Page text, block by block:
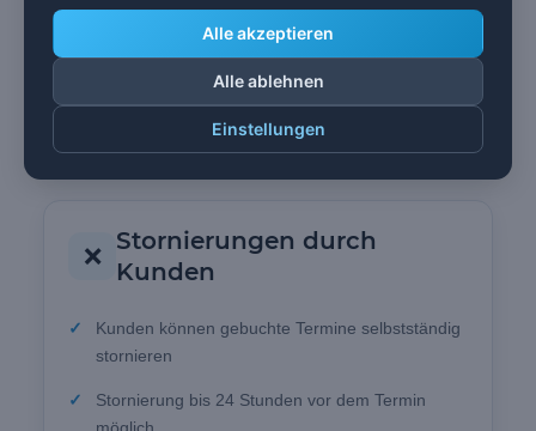
Buchung registrieren
Gastbuchungen können über die Plugin-
Einstellungen aktiviert oder deaktiviert werden
Geeignet für Dienstleister mit vielen Neukunden
❌
Stornierungen durch
Kunden
Kunden können gebuchte Termine selbstständig
stornieren
Stornierung bis 24 Stunden vor dem Termin
möglich
Einstellungen
Alle ablehnen
Alle akzeptieren